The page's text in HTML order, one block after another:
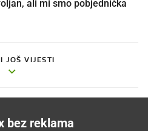
ali mi smo pobjednička
JOŠ VIJESTI
bez reklama